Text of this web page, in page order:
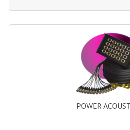
Micro Sans Fil HF
Micro Sans Fil HF
Micros De
Microphones De
Multi-Effets,
POWER